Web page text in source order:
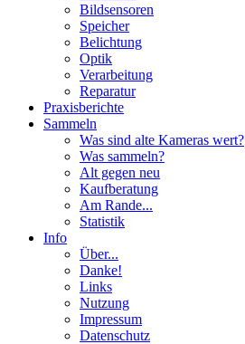
Bildsensoren
Speicher
Belichtung
Optik
Verarbeitung
Reparatur
Praxisberichte
Sammeln
Was sind alte Kameras wert?
Was sammeln?
Alt gegen neu
Kaufberatung
Am Rande...
Statistik
Info
Über...
Danke!
Links
Nutzung
Impressum
Datenschutz